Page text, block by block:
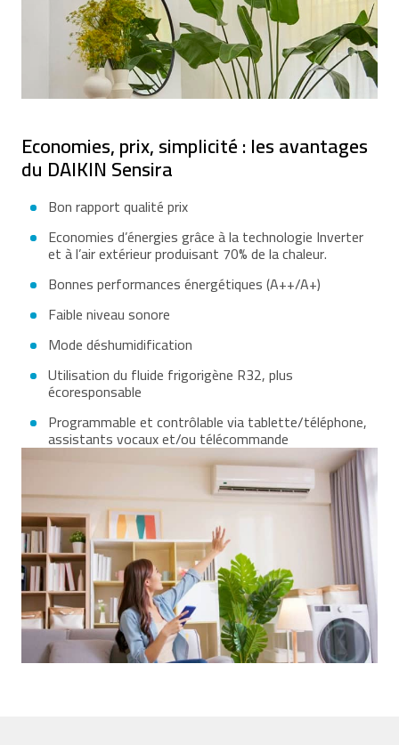
Economies, prix, simplicité : les avantages
du DAIKIN Sensira
Bon rapport qualité prix
Economies d’énergies grâce à la technologie Inverter
et à l’air extérieur produisant 70% de la chaleur.
Bonnes performances énergétiques (A++/A+)
Faible niveau sonore
Mode déshumidification
Utilisation du fluide frigorigène R32, plus
écoresponsable
Programmable et contrôlable via tablette/téléphone,
assistants vocaux et/ou télécommande